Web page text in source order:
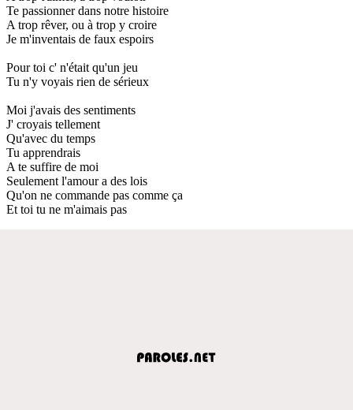
Te passionner dans notre histoire
A trop rêver, ou à trop y croire
Je m'inventais de faux espoirs
Pour toi c' n'était qu'un jeu
Tu n'y voyais rien de sérieux
Moi j'avais des sentiments
J' croyais tellement
Qu'avec du temps
Tu apprendrais
A te suffire de moi
Seulement l'amour a des lois
Qu'on ne commande pas comme ça
Et toi tu ne m'aimais pas